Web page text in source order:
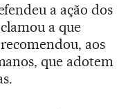
a ação dos
a que
aos
que adotem